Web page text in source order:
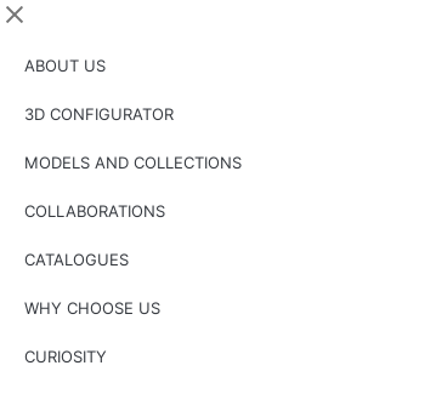
ABOUT US
3D CONFIGURATOR
MODELS AND COLLECTIONS
COLLABORATIONS
CATALOGUES
WHY CHOOSE US
CURIOSITY